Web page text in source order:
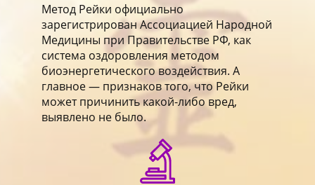
Метод Рейки официально
зарегистрирован Ассоциацией Народной
Медицины при Правительстве РФ, как
система оздоровления методом
биоэнергетического воздействия. А
главное ― признаков того, что Рейки
может причинить какой-либо вред,
выявлено не было.